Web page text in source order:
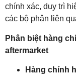
chính xác, duy trì
các bộ phận liên
Phân biệt hàng
aftermarket
Hàng chính